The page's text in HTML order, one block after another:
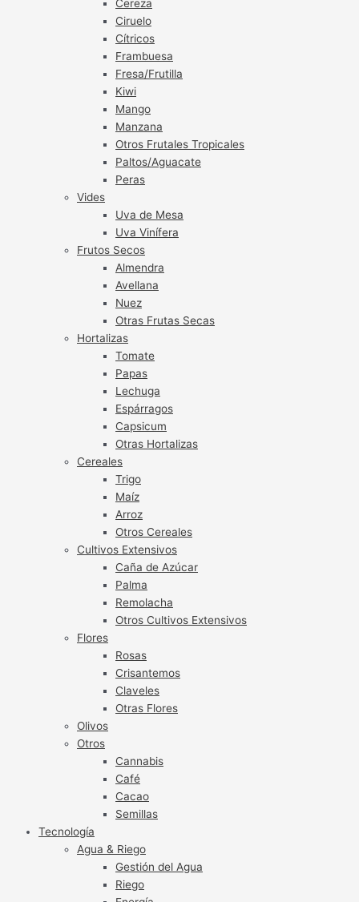
Cereza
Ciruelo
Cítricos
Frambuesa
Fresa/Frutilla
Kiwi
Mango
Manzana
Otros Frutales Tropicales
Paltos/Aguacate
Peras
Vides
Uva de Mesa
Uva Vinífera
Frutos Secos
Almendra
Avellana
Nuez
Otras Frutas Secas
Hortalizas
Tomate
Papas
Lechuga
Espárragos
Capsicum
Otras Hortalizas
Cereales
Trigo
Maíz
Arroz
Otros Cereales
Cultivos Extensivos
Caña de Azúcar
Palma
Remolacha
Otros Cultivos Extensivos
Flores
Rosas
Crisantemos
Claveles
Otras Flores
Olivos
Otros
Cannabis
Café
Cacao
Semillas
Tecnología
Agua & Riego
Gestión del Agua
Riego